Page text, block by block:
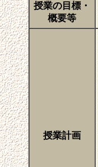
授業の目標・
概要等
授業計画